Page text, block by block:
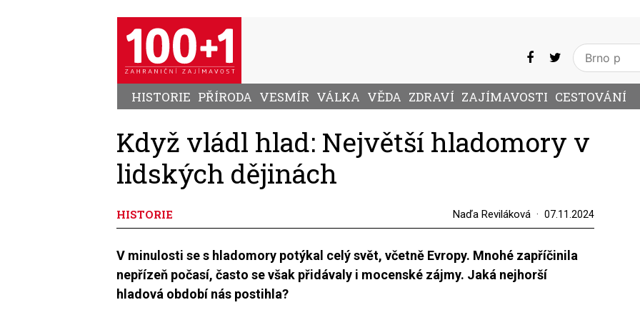
HISTORIE PŘÍRODA VESMÍR VÁLKA VĚDA ZDRAVÍ ZAJÍMAVOSTI CESTOVÁNÍ
Když vládl hlad: Největší hladomory v
lidských dějinách
HISTORIE Naďa Reviláková 07.11.2024
V minulosti se s hladomory potýkal celý svět, včetně Evropy. Mnohé zapříčinila
nepřízeň počasí, často se však přidávaly i mocenské zájmy. Jaká nejhorší
hladová období nás postihla?